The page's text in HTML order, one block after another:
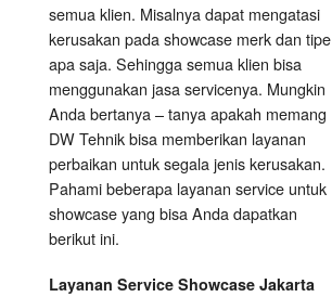
semua klien. Misalnya dapat mengatasi
kerusakan pada showcase merk dan tipe
apa saja. Sehingga semua klien bisa
menggunakan jasa servicenya. Mungkin
Anda bertanya – tanya apakah memang
DW Tehnik bisa memberikan layanan
perbaikan untuk segala jenis kerusakan.
Pahami beberapa layanan service untuk
showcase yang bisa Anda dapatkan
berikut ini.
Layanan Service Showcase Jakarta